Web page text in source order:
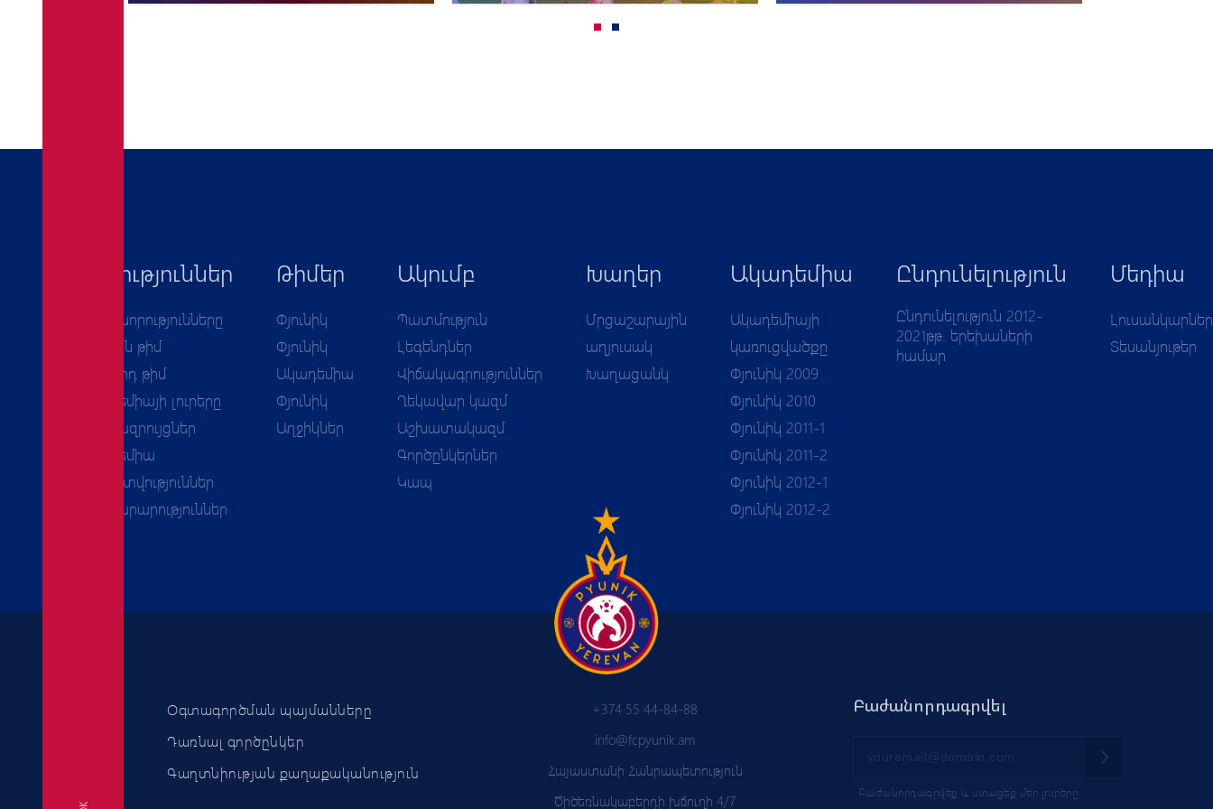
Նորություններ
Բոլոր նորությունները
Առաջին թիմ
Երկրորդ թիմ
Ակադեմիայի լուրերը
Հարցազրույցներ
Ակադեմիա
Հաշվետվություններ
Հայտարարություններ
Թիմեր
Փյունիկ
Փյունիկ
Ակադեմիա
Փյունիկ
Աղջիկներ
Ակումբ
Պատմություն
Լեգենդներ
Վիճակագրություններ
Ղեկավար կազմ
Աշխատակազմ
Գործընկերներ
Կապ
Խաղեր
Մրցաշարային
աղյուսակ
Խաղացանկ
Ակադեմիա
Ակադեմիայի
կառուցվածքը
Փյունիկ 2009
Փյունիկ 2010
Փյունիկ 2011-1
Փյունիկ 2011-2
Փյունիկ 2012-1
Փյունիկ 2012-2
Ընդունելություն
Ընդունելություն 2012-
2021թթ. երեխաների
համար
Մեդիա
Լուսանկարներ
Տեսանյութեր
Օգտագործման պայմանները
Դառնալ գործընկեր
Գաղտնիության քաղաքականություն
+374 55 44-84-88
info@fcpyunik.am
Հայաստանի Հանրապետություն
Ծիծեռնակաբերդի խճուղի 4/7
Բաժանորդագրվել
Բաժանորդագրվեք և ստացեք մեր լուրերը